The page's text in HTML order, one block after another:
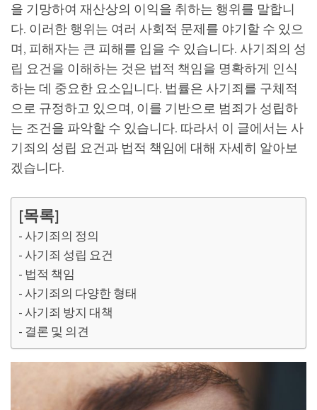
을 기망하여 재산상의 이익을 취하는 행위를 말합니
다. 이러한 행위는 여러 사회적 문제를 야기할 수 있으
며, 피해자는 큰 피해를 입을 수 있습니다. 사기죄의 성
립 요건을 이해하는 것은 법적 책임을 명확하게 인식
하는 데 중요한 요소입니다. 법률은 사기죄를 구체적
으로 규정하고 있으며, 이를 기반으로 범죄가 성립하
는 조건을 파악할 수 있습니다. 따라서 이 글에서는 사
기죄의 성립 요건과 법적 책임에 대해 자세히 알아보
겠습니다.
[목록]
사기죄의 정의
사기죄 성립 요건
법적 책임
사기죄의 다양한 형태
사기죄 방지 대책
결론 및 의견